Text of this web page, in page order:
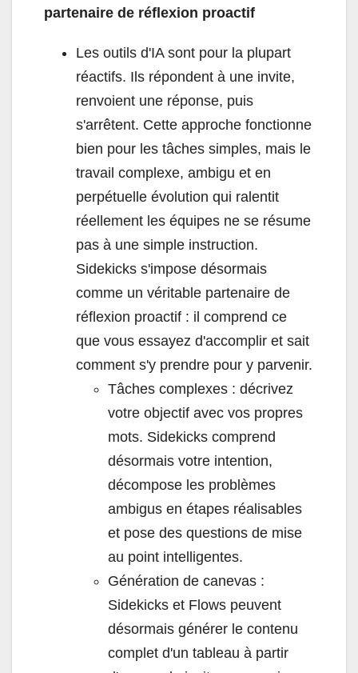
partenaire de réflexion proactif
Les outils d'IA sont pour la plupart
réactifs. Ils répondent à une invite,
renvoient une réponse, puis
s'arrêtent. Cette approche fonctionne
bien pour les tâches simples, mais le
travail complexe, ambigu et en
perpétuelle évolution qui ralentit
réellement les équipes ne se résume
pas à une simple instruction.
Sidekicks s'impose désormais
comme un véritable partenaire de
réflexion proactif : il comprend ce
que vous essayez d'accomplir et sait
comment s'y prendre pour y parvenir.
Tâches complexes : décrivez
votre objectif avec vos propres
mots. Sidekicks comprend
désormais votre intention,
décompose les problèmes
ambigus en étapes réalisables
et pose des questions de mise
au point intelligentes.
Génération de canevas :
Sidekicks et Flows peuvent
désormais générer le contenu
complet d'un tableau à partir